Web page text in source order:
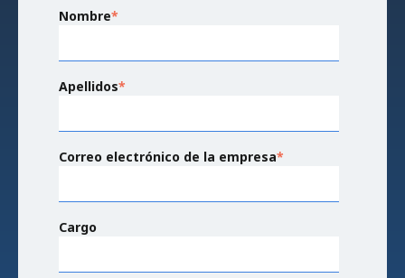
Nombre*
Apellidos*
Correo electrónico de la empresa*
Cargo